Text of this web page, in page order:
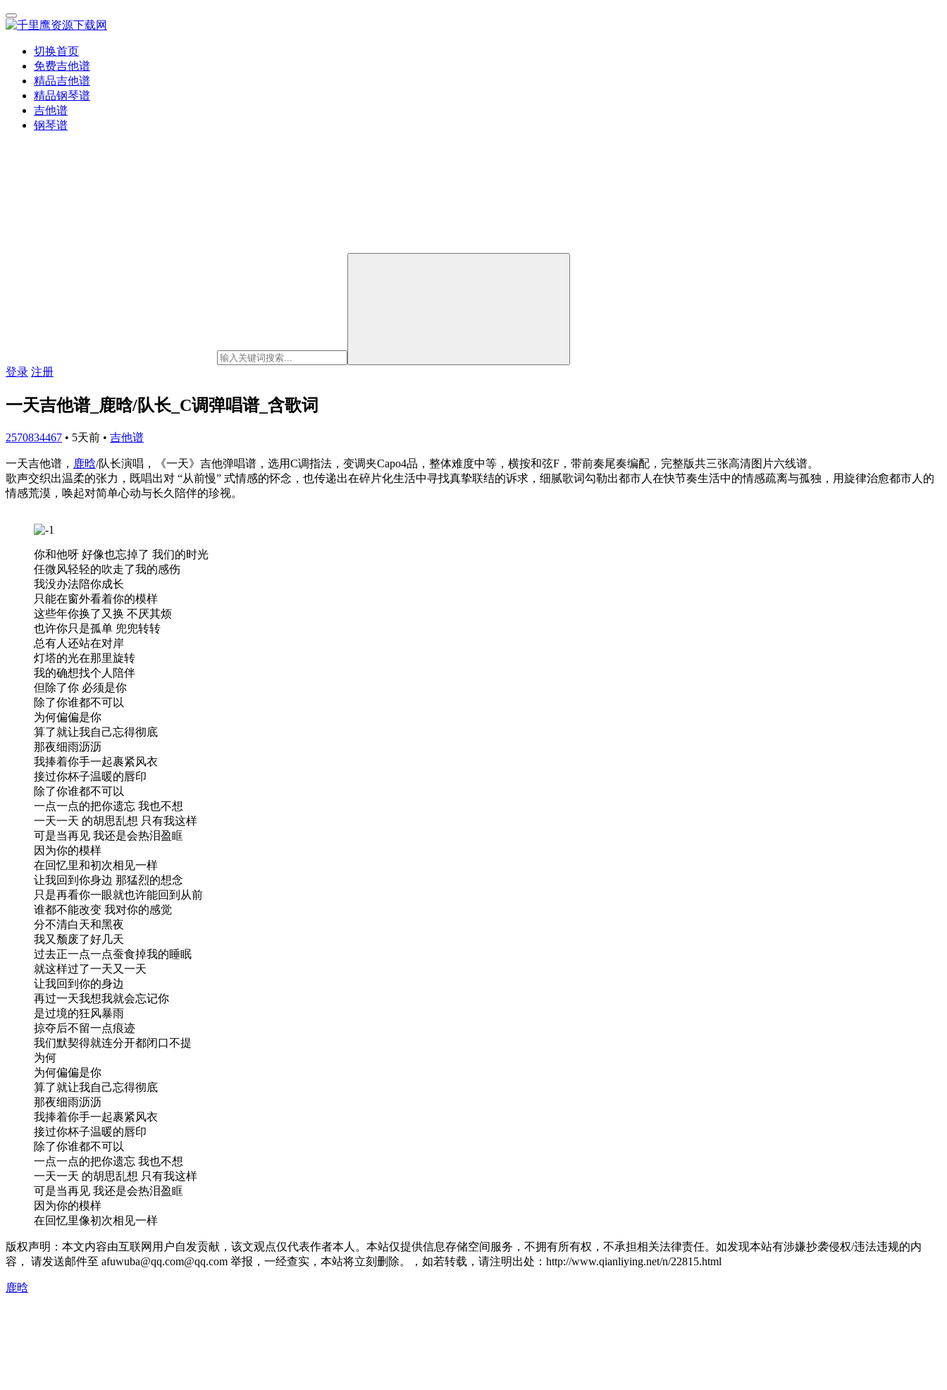
切换首页
免费吉他谱
精品吉他谱
精品钢琴谱
吉他谱
钢琴谱
登录 注册
一天吉他谱_鹿晗/队长_C调弹唱谱_含歌词
2570834467 • 5天前 • 吉他谱
一天吉他谱， 鹿晗/队长演唱，《一天》吉他弹唱谱，选用C调指法，变调夹Capo4品，整体难度中等，横按和弦F，带前奏尾奏编配，完整版共三张高清图片六线谱。
歌声交织出温柔的张力，既唱出对 “从前慢” 式情感的怀念，也传递出在碎片化生活中寻找真挚联结的诉求，细腻歌词勾勒出都市人在快节奏生活中的情感疏离与孤独，用旋律治愈都市人的
情感荒漠，唤起对简单心动与长久陪伴的珍视。
你和他呀 好像也忘掉了 我们的时光
任微风轻轻的吹走了我的感伤
我没办法陪你成长
只能在窗外看着你的模样
这些年你换了又换 不厌其烦
也许你只是孤单 兜兜转转
总有人还站在对岸
灯塔的光在那里旋转
我的确想找个人陪伴
但除了你 必须是你
除了你谁都不可以
为何偏偏是你
算了就让我自己忘得彻底
那夜细雨沥沥
我捧着你手一起裹紧风衣
接过你杯子温暖的唇印
除了你谁都不可以
一点一点的把你遗忘 我也不想
一天一天 的胡思乱想 只有我这样
可是当再见 我还是会热泪盈眶
因为你的模样
在回忆里和初次相见一样
让我回到你身边 那猛烈的想念
只是再看你一眼就也许能回到从前
谁都不能改变 我对你的感觉
分不清白天和黑夜
我又颓废了好几天
过去正一点一点蚕食掉我的睡眠
就这样过了一天又一天
让我回到你的身边
再过一天我想我就会忘记你
是过境的狂风暴雨
掠夺后不留一点痕迹
我们默契得就连分开都闭口不提
为何
为何偏偏是你
算了就让我自己忘得彻底
那夜细雨沥沥
我捧着你手一起裹紧风衣
接过你杯子温暖的唇印
除了你谁都不可以
一点一点的把你遗忘 我也不想
一天一天 的胡思乱想 只有我这样
可是当再见 我还是会热泪盈眶
因为你的模样
在回忆里像初次相见一样
版权声明：本文内容由互联网用户自发贡献，该文观点仅代表作者本人。本站仅提供信息存储空间服务，不拥有所有权，不承担相关法律责任。如发现本站有涉嫌抄袭侵权/违法违规的内
容， 请发送邮件至 afuwuba@qq.com@qq.com 举报，一经查实，本站将立刻删除。，如若转载，请注明出处：http://www.qianliying.net/n/22815.html
鹿晗